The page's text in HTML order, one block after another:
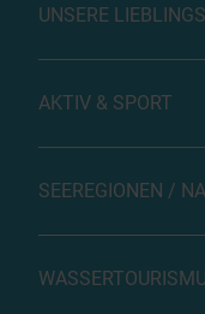
UNSERE
AKTIV & SPORT
SEEREGIONEN /